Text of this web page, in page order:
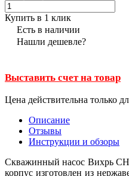
Купить в 1 клик
Есть в наличии
Нашли дешевле?
Выставить счет на товар
Цена действительна только
Описание
Отзывы
Инструкции и обзоры
Скважинный насос Вихрь СН-
корпус изготовлен из